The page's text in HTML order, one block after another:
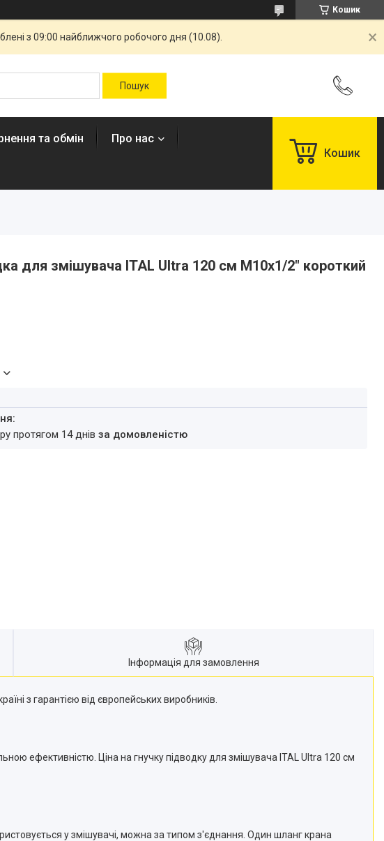
Кошик
з 09:00 найближчого робочого дня (10.08).
та обмін Про нас
Кошик
для змішувача ITAL Ultra 120 см M10x1/2" короткий
протягом 14 днів за домовленістю
Інформація для замовлення
з гарантією від європейських виробників.
ефективністю. Ціна на гнучку підводку для змішувача ITAL Ultra 120 см
у змішувачі, можна за типом з'єднання. Один шланг крана